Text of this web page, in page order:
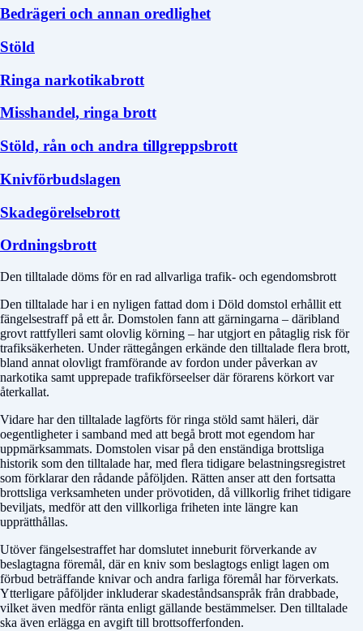
Bedrägeri och annan oredlighet
Stöld
Ringa narkotikabrott
Misshandel, ringa brott
Stöld, rån och andra tillgreppsbrott
Knivförbudslagen
Skadegörelsebrott
Ordningsbrott
Den tilltalade döms för en rad allvarliga trafik- och egendomsbrott
Den tilltalade har i en nyligen fattad dom i Döld domstol erhållit ett
fängelsestraff på ett år. Domstolen fann att gärningarna – däribland
grovt rattfylleri samt olovlig körning – har utgjort en påtaglig risk för
trafiksäkerheten. Under rättegången erkände den tilltalade flera brott,
bland annat olovligt framförande av fordon under påverkan av
narkotika samt upprepade trafikförseelser där förarens körkort var
återkallat.
Vidare har den tilltalade lagförts för ringa stöld samt häleri, där
oegentligheter i samband med att begå brott mot egendom har
uppmärksammats. Domstolen visar på den enständiga brottsliga
historik som den tilltalade har, med flera tidigare belastningsregistret
som förklarar den rådande påföljden. Rätten anser att den fortsatta
brottsliga verksamheten under prövotiden, då villkorlig frihet tidigare
beviljats, medför att den villkorliga friheten inte längre kan
upprätthållas.
Utöver fängelsestraffet har domslutet inneburit förverkande av
beslagtagna föremål, där en kniv som beslagtogs enligt lagen om
förbud beträffande knivar och andra farliga föremål har förverkats.
Ytterligare påföljder inkluderar skadeståndsanspråk från drabbade,
vilket även medför ränta enligt gällande bestämmelser. Den tilltalade
ska även erlägga en avgift till brottsofferfonden.